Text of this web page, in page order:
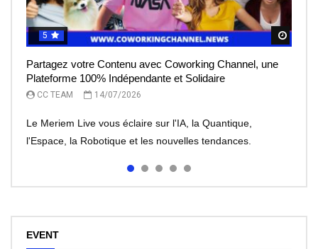
5
Partagez votre Contenu avec Coworking Channel, une
Plateforme 100% Indépendante et Solidaire
CC TEAM 14/07/2026
Le Meriem Live vous éclaire sur l'IA, la Quantique,
l'Espace, la Robotique et les nouvelles tendances.
5
Le Meriem Live vous éclaire sur l’IA, la Quantique,
l’Espace
CC TEAM 13/07/2026
5
IA et robots : peut-on leur faire totalement confiance ?
CC TEAM 08/07/2026
5
Le rêve de l’entrepreneur, devenir une licorne, mais à
quel prix?
CC TEAM 07/07/2026
5
Meriem Live à la découverte des Robots
CC TEAM 30/06/2026
EVENT